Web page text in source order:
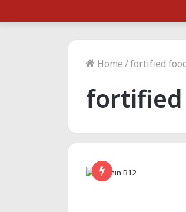
Home/fortified